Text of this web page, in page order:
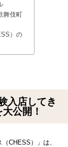
舞伎町
）の
入店してき
公開！
CHESS）」は、